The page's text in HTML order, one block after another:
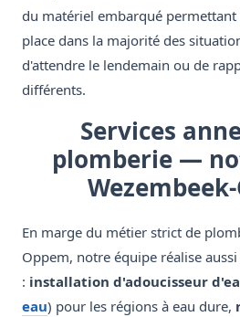
du matériel embarqué
place dans la majorité des
d'attendre le lendemain ou de
différents.
Services
plomberie —
En marge du métier strict de
Oppem, notre équipe réalise
: installation d'adoucisseur
eau) pour les régions à eau dure,